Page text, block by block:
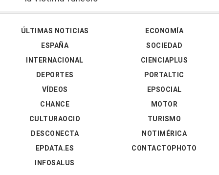
ÚLTIMAS NOTICIAS
ESPAÑA
INTERNACIONAL
DEPORTES
VÍDEOS
ECONOMÍA
SOCIEDAD
CIENCIAPLUS
PORTALTIC
EPSOCIAL
CHANCE
CULTURAOCIO
DESCONECTA
EPDATA.ES
INFOSALUS
MOTOR
TURISMO
NOTIMÉRICA
CONTACTOPHOTO